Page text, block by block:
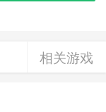
相关游戏